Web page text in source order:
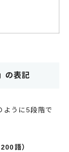
の表記
ように5段階で
語）